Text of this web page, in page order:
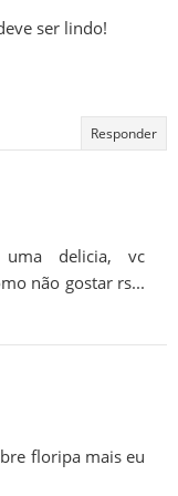
ser lindo!
Responder
delicia, vc
não gostar rs...
floripa mais eu